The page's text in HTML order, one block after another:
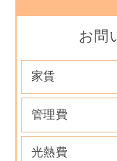
お問
家賃
管理費
光熱費